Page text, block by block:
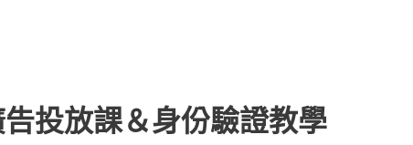
投放課＆身份驗證教學